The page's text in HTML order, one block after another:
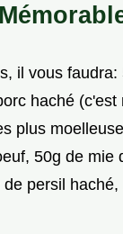
il vous
haché
plus
50g de mie
persil